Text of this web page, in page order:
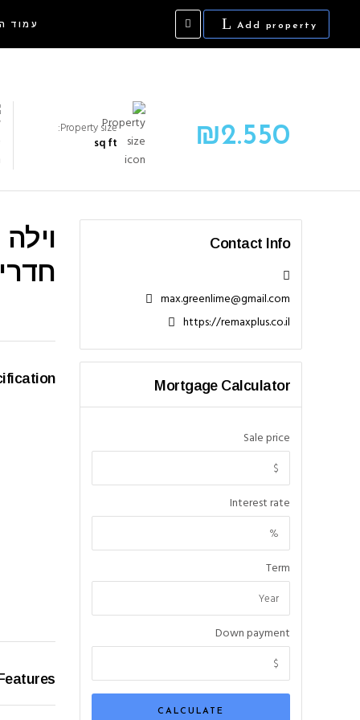
עמוד Add property
₪2.550
Property size:
sq ft
Features
Contact Info
max.greenlime@gmail.com
https://remaxplus.co.il
Mortgage Calculator
Sale price
Interest rate
Term
Down payment